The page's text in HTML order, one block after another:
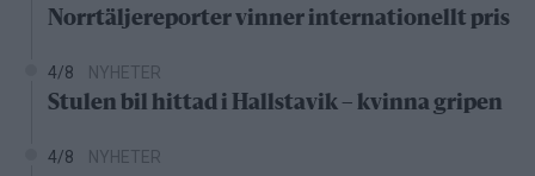
Norrtäljereporter vinner internationellt pris
4/8 NYHETER
Stulen bil hittad i Hallstavik – kvinna gripen
4/8 NYHETER